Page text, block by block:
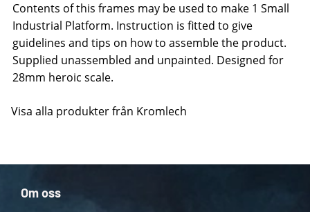
Contents of this frames may be used to make 1 Small
Industrial Platform. Instruction is fitted to give
guidelines and tips on how to assemble the product.
Supplied unassembled and unpainted. Designed for
28mm heroic scale.
Visa alla produkter från Kromlech
Om oss